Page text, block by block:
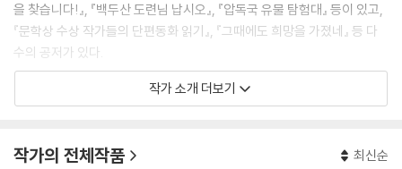
을 찾습니다!』, 『백두산 도련님 납시오』, 『압독국 유물 탐험대』 등이 있고,
『문학상 수상 작가들의 단편동화 읽기』, 『그때에도 희망을 가졌네』 등 다
수의 공저가 있다.
현재 대구에서 초등학교 교사로 근무하고 있으며, 대구시 교육청 독서인문
작가 소개 더보기
작가의 전체작품 최신순